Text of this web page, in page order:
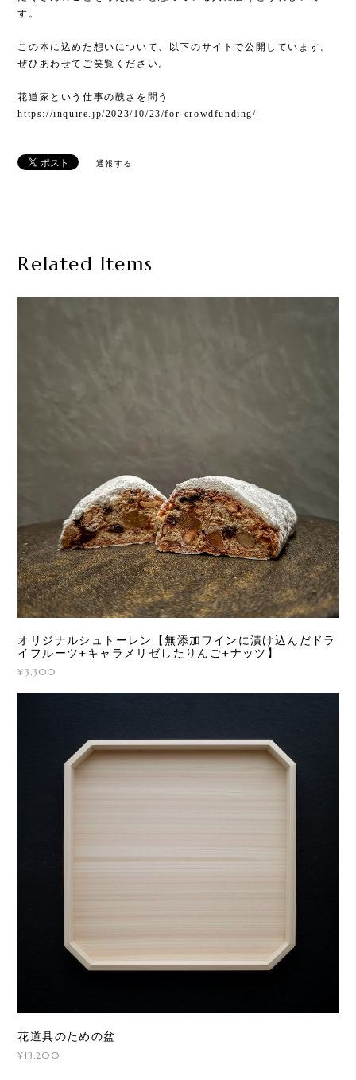
す。
この本に込めた想いについて、以下のサイトで公開しています。
ぜひあわせてご笑覧ください。
花道家という仕事の醜さを問う
https://inquire.jp/2023/10/23/for-crowdfunding/
通報する
Related Items
オリジナルシュトーレン【無添加ワインに漬け込んだドラ
イフルーツ+キャラメリゼしたりんご+ナッツ】
¥3,300
花道具のための盆
¥13,200